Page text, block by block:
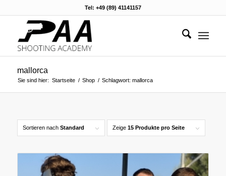
Tel: +49 (89) 41141157
mallorca
Sie sind hier: Startseite / Shop / Schlagwort: mallorca
Sortieren nach Standard Zeige 15 Produkte pro Seite